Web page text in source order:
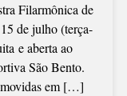
Filarmônica de
de julho (terça-
e aberta ao
São Bento.
em […]